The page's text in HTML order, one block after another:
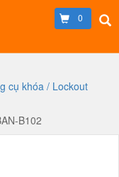
0
cụ khóa / Lockout
B102